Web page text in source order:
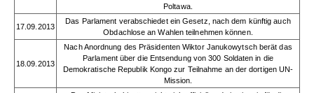
Poltawa.
17.09.2013
Das Parlament verabschiedet ein Gesetz, nach dem künftig auch
Obdachlose an Wahlen teilnehmen können.
18.09.2013
Nach Anordnung des Präsidenten Wiktor Janukowytsch berät das
Parlament über die Entsendung von 300 Soldaten in die
Demokratische Republik Kongo zur Teilnahme an der dortigen UN-
Mission.